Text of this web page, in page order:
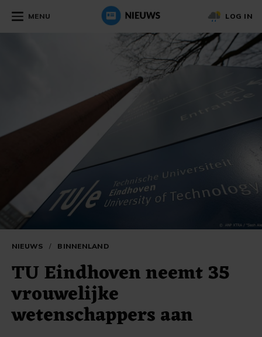
MENU LOG IN
NIEUWS / BINNENLAND
TU Eindhoven neemt 35
vrouwelijke
wetenschappers aan